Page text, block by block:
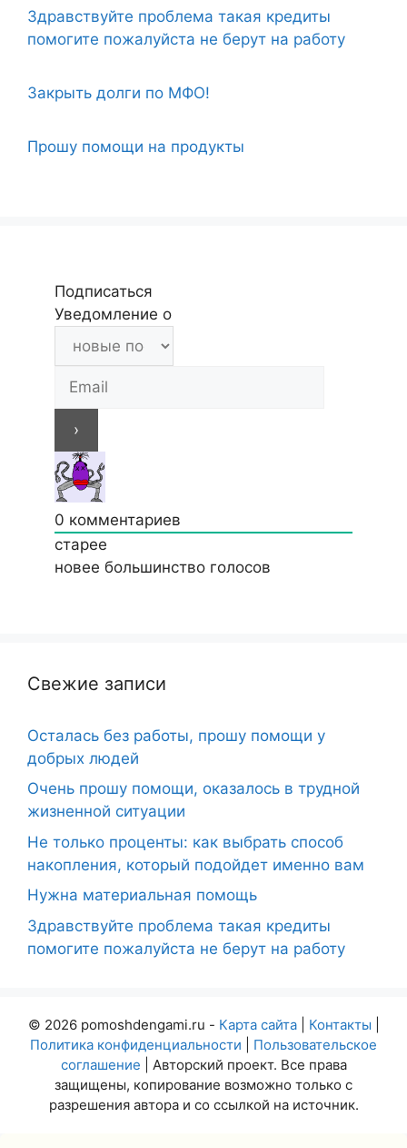
Здравствуйте проблема такая кредиты
помогите пожалуйста не берут на работу
Закрыть долги по МФО!
Прошу помощи на продукты
Подписаться
Уведомление о
0 комментариев
старее
новее большинство голосов
Свежие записи
Осталась без работы, прошу помощи у
добрых людей
Очень прошу помощи, оказалось в трудной
жизненной ситуации
Не только проценты: как выбрать способ
накопления, который подойдет именно вам
Нужна материальная помощь
Здравствуйте проблема такая кредиты
помогите пожалуйста не берут на работу
© 2026 pomoshdengami.ru - Карта сайта| Контакты
Политика конфиденциальности
Пользовательское
соглашение | Авторский проект. Все права
защищены, копирование возможно только с
разрешения автора и со ссылкой на источник.